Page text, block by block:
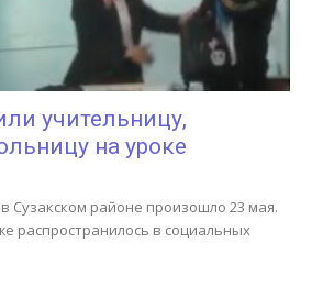
учительницу,
на уроке
Сузакском районе произошло 23 мая.
распространилось в социальных